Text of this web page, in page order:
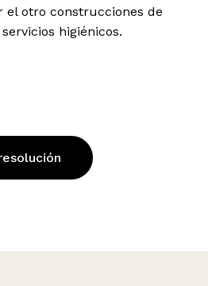
el otro construcciones de
higiénicos.